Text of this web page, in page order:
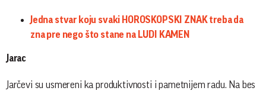
Jedna stvar koju svaki HOROSKOPSKI ZNAK treba da
zna pre nego što stane na LUDI KAMEN
Jarac
Jarčevi su usmereni ka produktivnosti i pametnijem radu. Na bes